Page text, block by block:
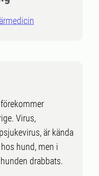
Virus,
är kända
hund, men i
drabbats.